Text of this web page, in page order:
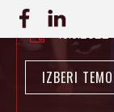
13.6.2022
IZBERI TEMO